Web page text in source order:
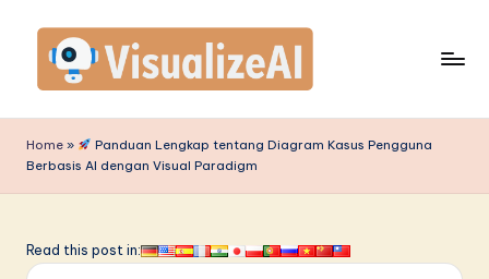
content
is
u
li
Home »
Panduan Lengkap tentang Diagram Kasus Pengguna
Berbasis AI dengan Visual Paradigm
Read this post in: